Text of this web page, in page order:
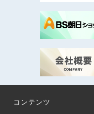
コンテンツ